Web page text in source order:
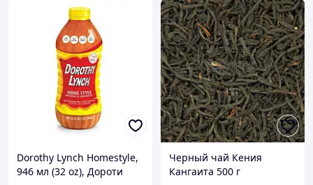
Dorothy Lynch Homestyle,
946 мл (32 oz), Дороти
Черный чай Кения
Кангаита 500 г